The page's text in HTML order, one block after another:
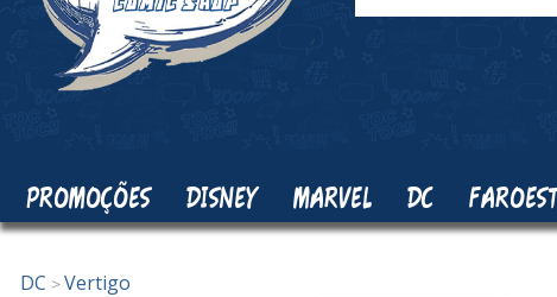
PROMOÇÕES DISNEY MARVEL DC
DC >Vertigo